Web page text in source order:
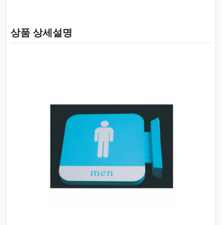
상품 상세설명